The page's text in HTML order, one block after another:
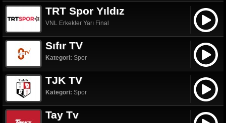
TRT Spor Yıldız
VNL Erkekler Yarı Final
Sıfır TV
Kategori: Spor
TJK TV
Kategori: Spor
Tay Tv